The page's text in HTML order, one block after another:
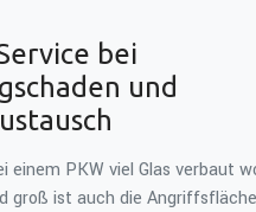
bei
und
einem PKW viel Glas verbaut
groß ist auch die